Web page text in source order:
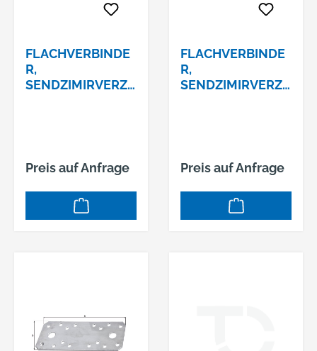
FLACHVERBINDE
R,
SENDZIMIRVERZI
Preis auf Anfrage
FLACHVERBINDE
R,
SENDZIMIRVERZI
Preis auf Anfrage